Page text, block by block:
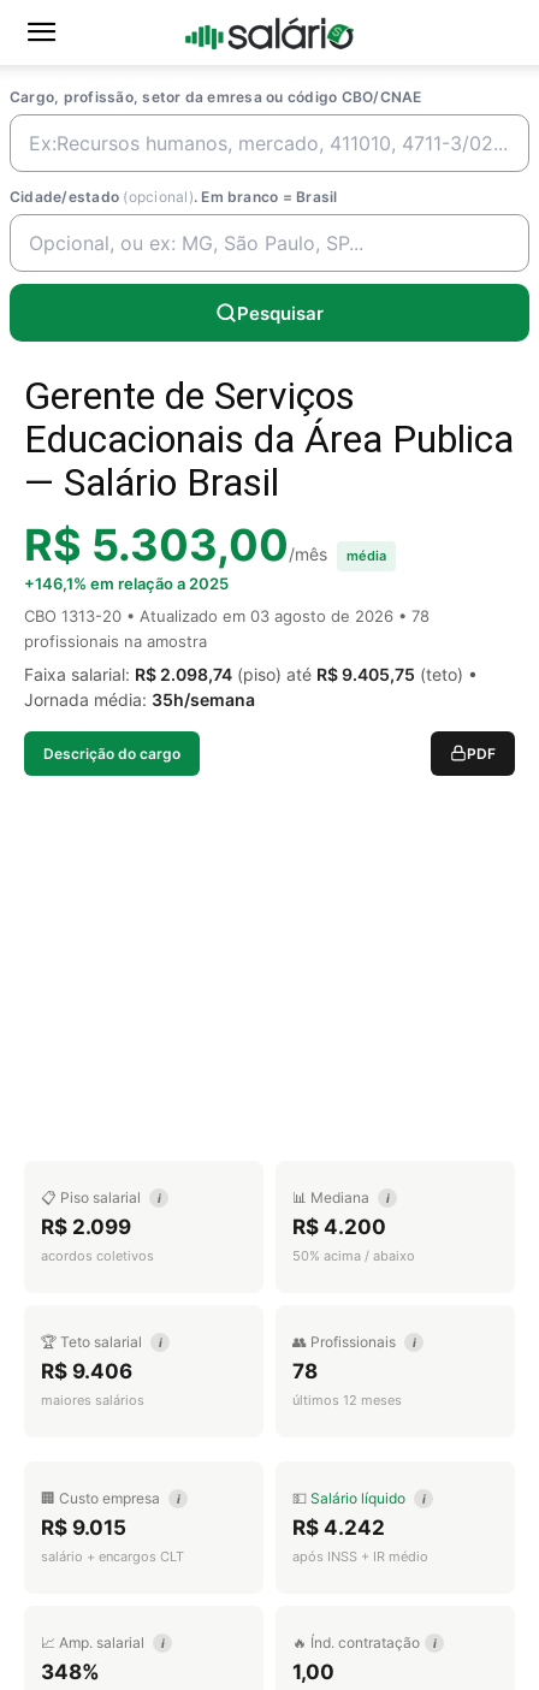
Cargo, profissão, setor da emresa ou código CBO/CNAE
Cidade/estado (opcional). Em branco = Brasil
Pesquisar
Gerente de Serviços
Educacionais da Área Publica
— Salário Brasil
R$ 5.303,00/mês média
+146,1% em relação a 2025
CBO 1313-20 • Atualizado em 03 agosto de 2026 • 78
profissionais na amostra
Faixa salarial: R$ 2.098,74 (piso) até R$ 9.405,75 (teto) •
Jornada média: 35h/semana
Descrição do cargo PDF
📋 Piso salarial i
R$ 2.099
acordos coletivos
📊 Mediana i
R$ 4.200
50% acima / abaixo
🏆 Teto salarial i
R$ 9.406
maiores salários
👥 Profissionais i
78
últimos 12 meses
🏢 Custo empresa i
R$ 9.015
salário + encargos CLT
💵 Salário líquido i
R$ 4.242
após INSS + IR médio
📈 Amp. salarial i
348%
🔥 Índ. contratação i
1,00